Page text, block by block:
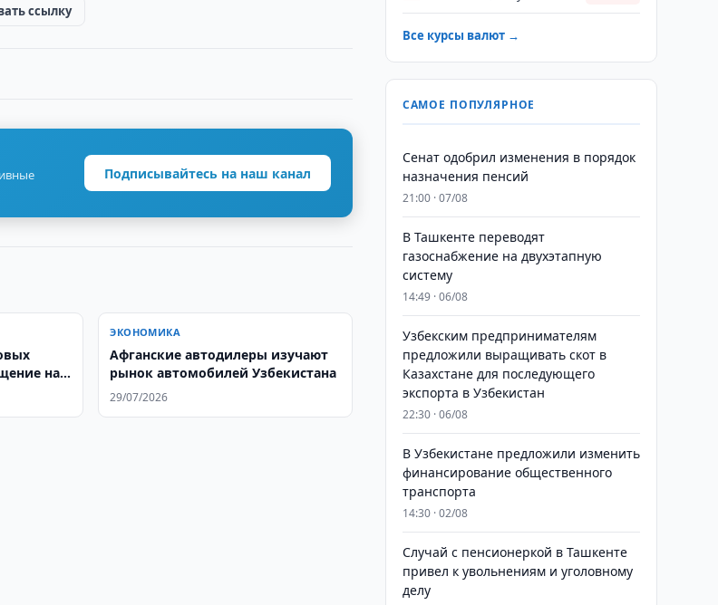
ссылку
Подписывайтесь на наш канал
на
ЭКОНОМИКА
Афганские автодилеры изучают
рынок автомобилей Узбекистана
29/07/2026
Все курсы валют →
САМОЕ ПОПУЛЯРНОЕ
Сенат одобрил изменения в порядок
назначения пенсий
21:00 · 07/08
В Ташкенте переводят
газоснабжение на двухэтапную
систему
14:49 · 06/08
Узбекским предпринимателям
предложили выращивать скот в
Казахстане для последующего
экспорта в Узбекистан
22:30 · 06/08
В Узбекистане предложили изменить
финансирование общественного
транспорта
14:30 · 02/08
Случай с пенсионеркой в Ташкенте
привел к увольнениям и уголовному
делу